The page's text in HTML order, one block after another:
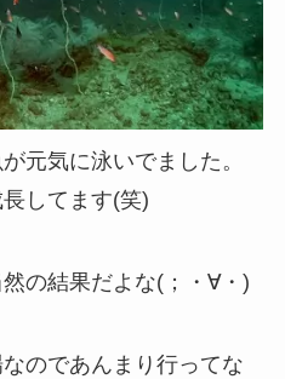
元気に泳いでました。
してます(笑)
の結果だよな(；・∀・)
のであんまり行ってな